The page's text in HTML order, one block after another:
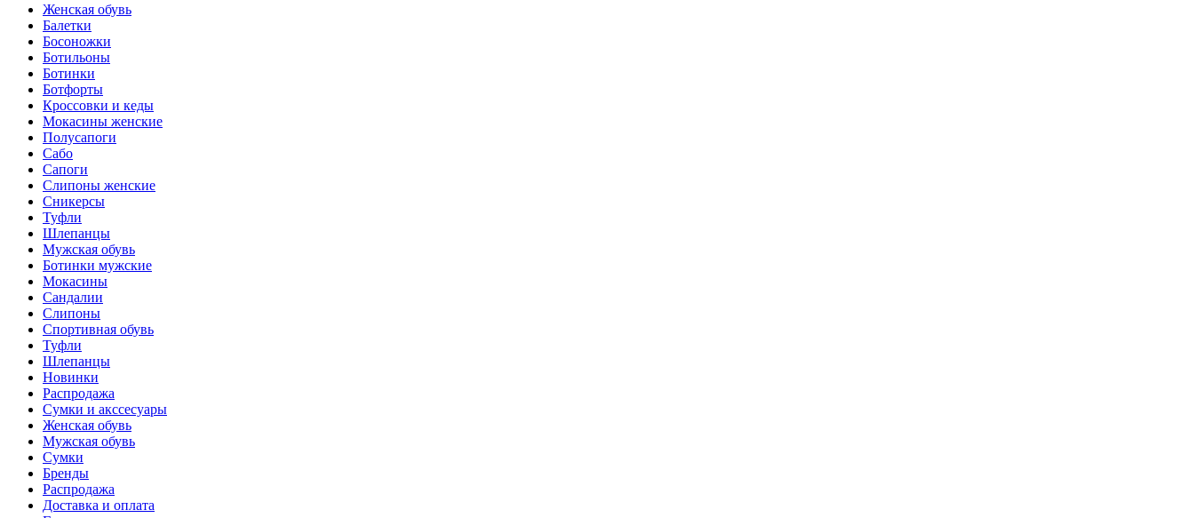
Женская обувь
Балетки
Босоножки
Ботильоны
Ботинки
Ботфорты
Кроссовки и кеды
Мокасины женские
Полусапоги
Сабо
Сапоги
Слипоны женские
Сникерсы
Туфли
Шлепанцы
Мужская обувь
Ботинки мужские
Мокасины
Сандалии
Слипоны
Спортивная обувь
Туфли
Шлепанцы
Новинки
Распродажа
Сумки и акссесуары
Женская обувь
Мужская обувь
Сумки
Бренды
Распродажа
Доставка и оплата